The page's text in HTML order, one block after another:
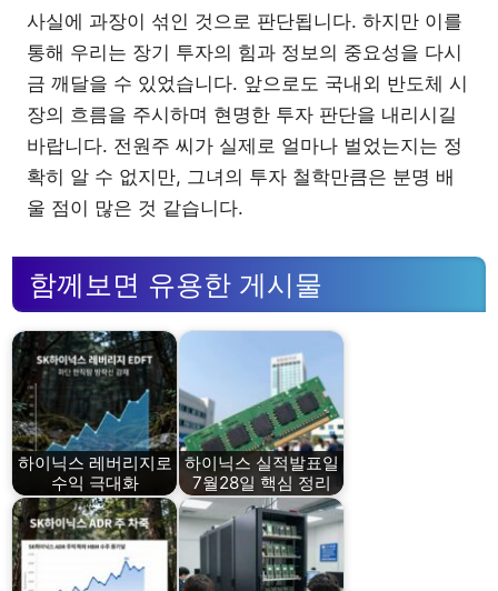
사실에 과장이 섞인 것으로 판단됩니다. 하지만 이를
통해 우리는 장기 투자의 힘과 정보의 중요성을 다시
금 깨달을 수 있었습니다. 앞으로도 국내외 반도체 시
장의 흐름을 주시하며 현명한 투자 판단을 내리시길
바랍니다. 전원주 씨가 실제로 얼마나 벌었는지는 정
확히 알 수 없지만, 그녀의 투자 철학만큼은 분명 배
울 점이 많은 것 같습니다.
함께보면 유용한 게시물
하이닉스 레버리지로
수익 극대화
하이닉스 실적발표일
7월28일 핵심 정리